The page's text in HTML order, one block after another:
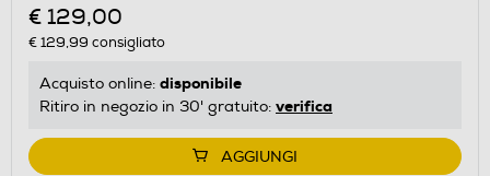
€ 129,00
€ 129,99 consigliato
Acquisto online: disponibile
Ritiro in negozio in 30' gratuito: verifica
AGGIUNGI